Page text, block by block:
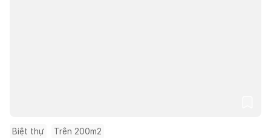
Biệt thự Trên 200m2